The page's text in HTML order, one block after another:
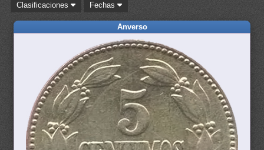
Clasificaciones
Fechas
Anverso